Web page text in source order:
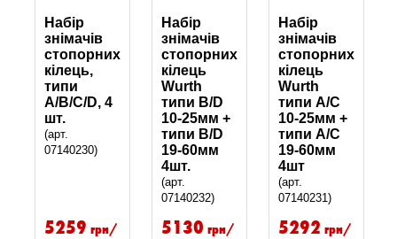
Набір
знімачів
стопорних
кілець,
типи
A/B/C/D, 4
шт.
(арт.
07140230)
5259 грн/
Набір
знімачів
стопорних
кілець
Wurth
типи B/D
10-25мм +
типи B/D
19-60мм
4шт.
(арт.
07140232)
5130 грн/
Набір
знімачів
стопорних
кілець
Wurth
типи A/C
10-25мм +
типи A/C
19-60мм
4шт
(арт.
07140231)
5292 грн/